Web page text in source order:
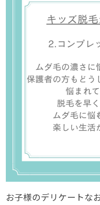
お子様のデリケートな